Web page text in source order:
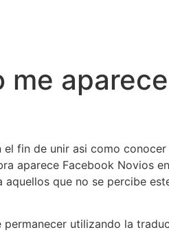
me
fin de unir asi­ como
aparece Facebook Novios
que no se percibe
utilizando la